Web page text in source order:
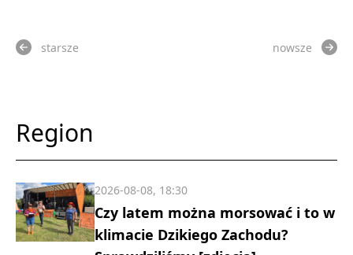
starsze nowsze
Region
Czy latem można morsować i to w
klimacie Dzikiego Zachodu?
2026-08-08, 18:30